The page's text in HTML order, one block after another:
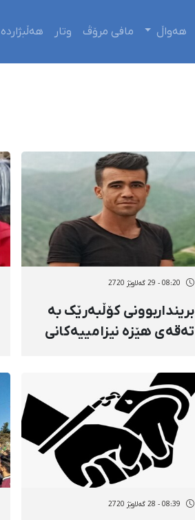
هەواڵ مافی مرۆڤ وتار هەڵبژاردە
08:20 - 29 گەلاوێژ 2720
برینداربوونی کۆڵبەرێک بە
تەقەی هێزە نیزامییەکانی
نەوسوود
08:39 - 28 گەلاوێژ 2720